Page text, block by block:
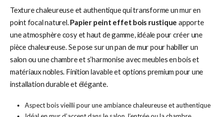
Texture chaleureuse et authentique qui transforme un mur en
point focal naturel.Papier peint effet bois rustique apporte
une atmosphère cosy et haut de gamme, idéale pour créer une
pièce chaleureuse. Se pose sur un pan de mur pour habiller un
salon ou une chambre et s’harmonise avec meubles en bois et
matériaux nobles. Finition lavable et options premium pour une
installation durable et élégante.
Aspect bois vieilli pour une ambiance chaleureuse et authentique